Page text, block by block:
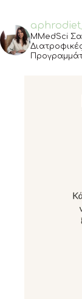
MMedSci